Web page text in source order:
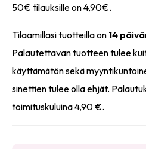
50€ tilauksille on 4,90€.
Tilaamillasi tuotteilla on 14
Palautettavan tuotteen tulee
käyttämätön sekä
sinettien tulee olla ehjät.
toimituskuluina 4,90 €.